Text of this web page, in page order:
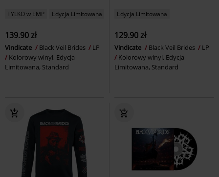
TYLKO w EMP Edycja Limitowana
139.90 zł
Vindicate Black Veil Brides
LP
Kolorowy winyl, Edycja
Limitowana, Standard
Edycja Limitowana
129.90 zł
Vindicate Black Veil Brides
LP
Kolorowy winyl, Edycja
Limitowana, Standard